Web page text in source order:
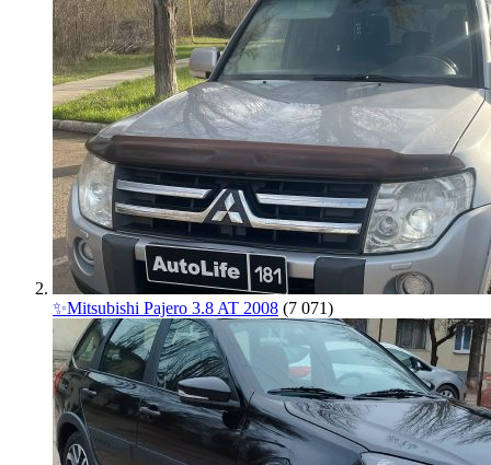
✨Mitsubishi Pajero 3.8 AT 2008 (7 071)